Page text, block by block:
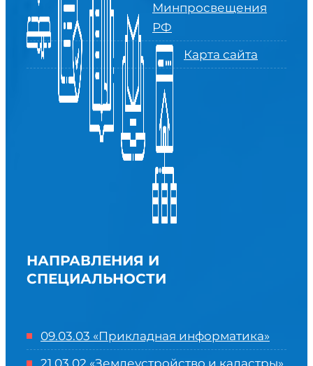
Минпросвещения
РФ
Карта сайта
НАПРАВЛЕНИЯ И
СПЕЦИАЛЬНОСТИ
09.03.03 «Прикладная информатика»
21.03.02 «Землеустройство и кадастры»